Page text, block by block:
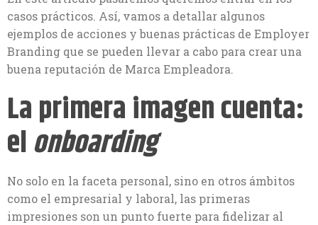
casos prácticos. Así, vamos a detallar algunos
ejemplos de acciones y buenas prácticas de Employer
Branding que se pueden llevar a cabo para crear una
buena reputación de Marca Empleadora.
La primera imagen cuenta:
elonboarding
No solo en la faceta personal, sino en otros ámbitos
como el empresarial y laboral, las primeras
impresiones son un punto fuerte para fidelizar al